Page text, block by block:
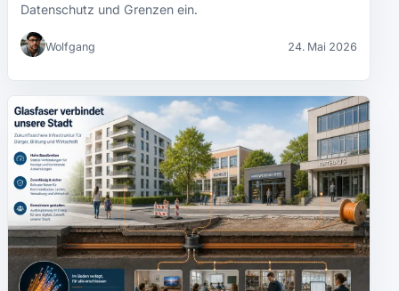
Datenschutz und Grenzen ein.
Wolfgang 24. Mai 2026